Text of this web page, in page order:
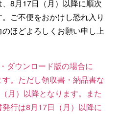
8月17日（月）以降に順次
ご不便をおかけし恐れ入り
ほどよろしくお願い申し上
ダウンロード版の場合に
。ただし領収書・納品書な
月）以降となります。また
行は8月17日（月）以降に